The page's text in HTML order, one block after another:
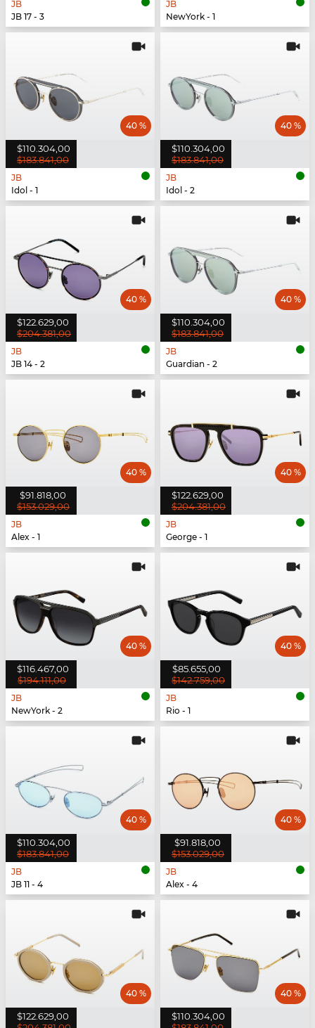
JB
JB 17 - 3
JB
NewYork - 1
$110.304,00
$183.841,00
40 %
JB
Idol - 1
$110.304,00
$183.841,00
40 %
JB
Idol - 2
$122.629,00
$204.381,00
40 %
JB
JB 14 - 2
$110.304,00
$183.841,00
40 %
JB
Guardian - 2
$91.818,00
$153.029,00
40 %
JB
Alex - 1
$122.629,00
$204.381,00
40 %
JB
George - 1
$116.467,00
$194.111,00
40 %
JB
NewYork - 2
$85.655,00
$142.759,00
40 %
JB
Rio - 1
$110.304,00
$183.841,00
40 %
JB
JB 11 - 4
$91.818,00
$153.029,00
40 %
JB
Alex - 4
$122.629,00
40 %
$110.304,00
40 %